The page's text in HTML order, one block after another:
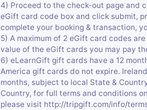
4) Proceed to the check-out page and
eGift card code box and click submit,
complete your booking & transaction,
5) A maximum of 2 eGift card codes
value of the eGift cards you may pay
6) eLearnGift gift cards have a 12
America gift cards do not expire.
months, subject to local State &
Country, for full terms and conditions
please visit http://tripgift.com/info/